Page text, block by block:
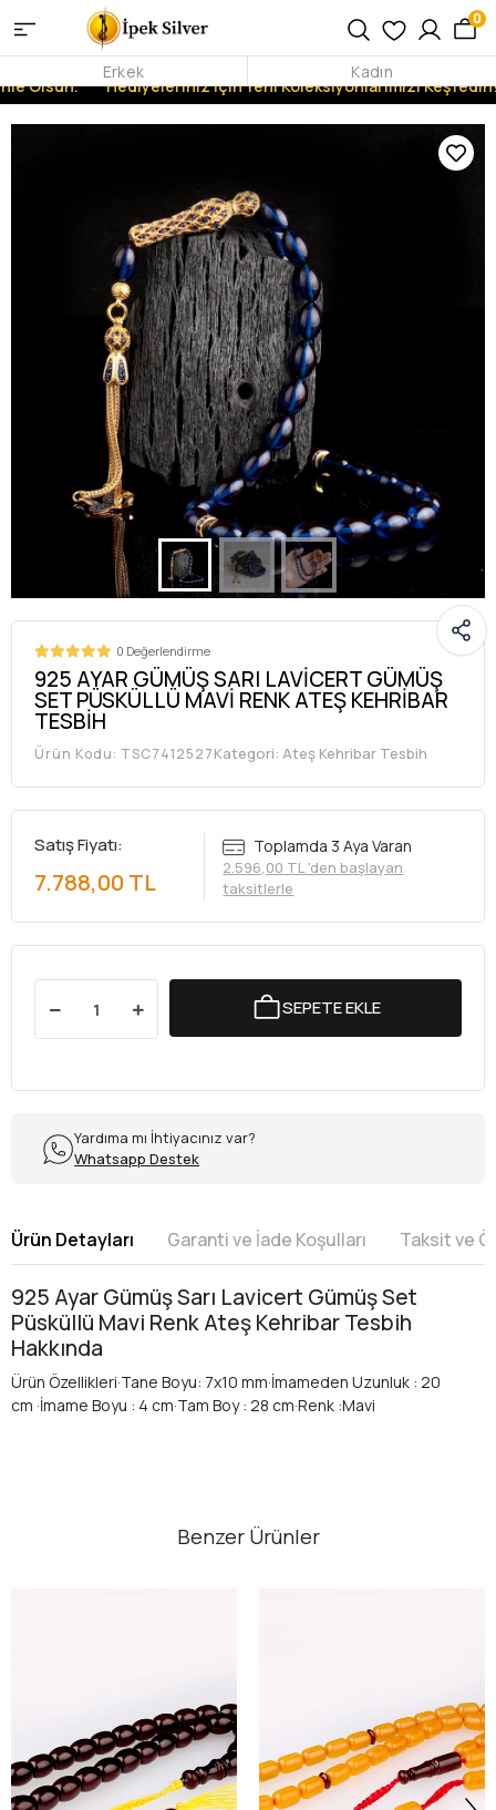
Olsun. Hediyeleriniz İçin Yeni Koleksiyonlarımızı Keşfedin!
0
Erkek Kadın
0 Değerlendirme
925 AYAR GÜMÜŞ SARI LAVİCERT GÜMÜŞ
SET PÜSKÜLLÜ MAVİ RENK ATEŞ KEHRİBAR
TESBİH
Ürün Kodu: TSC7412527Kategori: Ateş Kehribar Tesbih
Satış Fiyatı:
7.788,00 TL
Toplamda 3 Aya Varan
2.596,00 TL 'den başlayan
taksitlerle
SEPETE EKLE
Yardıma mı İhtiyacınız var?
Whatsapp Destek
Ürün Detayları Garanti ve İade Koşulları Taksit ve
925 Ayar Gümüş Sarı Lavicert Gümüş Set
Püsküllü Mavi Renk Ateş Kehribar Tesbih
Hakkında
Ürün Özellikleri·Tane Boyu: 7x10 mm·İmameden Uzunluk : 20
cm ·İmame Boyu : 4 cm·Tam Boy : 28 cm·Renk :Mavi
Benzer Ürünler